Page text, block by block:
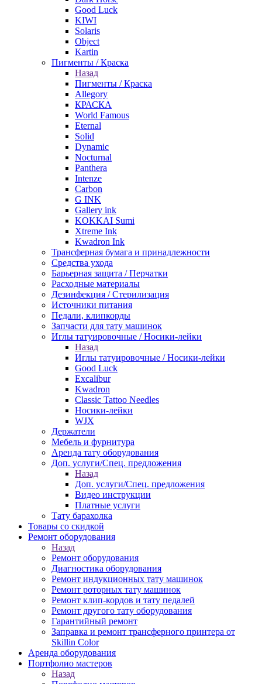
Good Luck
KIWI
Solaris
Object
Kartin
Пигменты / Краска
Назад
Пигменты / Краска
Allegory
КРАСКА
World Famous
Eternal
Solid
Dynamic
Nocturnal
Panthera
Intenze
Carbon
G INK
Gallery ink
KOKKAI Sumi
Xtreme Ink
Kwadron Ink
Трансферная бумага и принадлежности
Средства ухода
Барьерная защита / Перчатки
Расходные материалы
Дезинфекция / Стерилизация
Источники питания
Педали, клипкорды
Запчасти для тату машинок
Иглы татуировочные / Носики-лейки
Назад
Иглы татуировочные / Носики-лейки
Good Luck
Excalibur
Kwadron
Classic Tattoo Needles
Носики-лейки
WJX
Держатели
Мебель и фурнитура
Аренда тату оборудования
Доп. услуги/Спец. предложения
Назад
Доп. услуги/Спец. предложения
Видео инструкции
Платные услуги
Тату барахолка
Товары со скидкой
Ремонт оборудования
Назад
Ремонт оборудования
Диагностика оборудования
Ремонт индукционных тату машинок
Ремонт роторных тату машинок
Ремонт клип-кордов и тату педалей
Ремонт другого тату оборудования
Гарантийный ремонт
Заправка и ремонт трансферного принтера от
Skillin Color
Аренда оборудования
Портфолио мастеров
Назад